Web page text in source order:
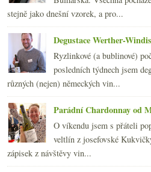
2014 (254)
2013
2012(254)
►2011(252)
►2010(249)
► 2009 (249)
2008
►2007(108)
stejně jako dnešní vzorek, a pro...
Degustace Werther-
Ryzlinkové (a bublinové)
posledních týdnech jsem
různých (nejen) německých vin...
Parádní Chardonnay od
O víkendu jsem s přáteli
veltlín z josefovské
zápisek z návštěvy vin...